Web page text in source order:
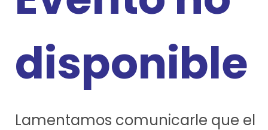
disponible
Lamentamos comunicarle que el